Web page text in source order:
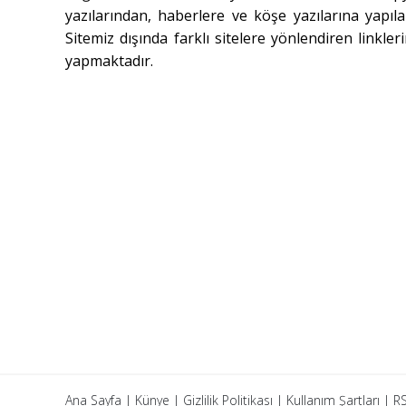
yazılarından, haberlere ve köşe yazılarına
Sitemiz dışında farklı sitelere yönlendiren
yapmaktadır.
Ana Sayfa | Künye | Gizlilik Politikası | Kullanım Şartları |